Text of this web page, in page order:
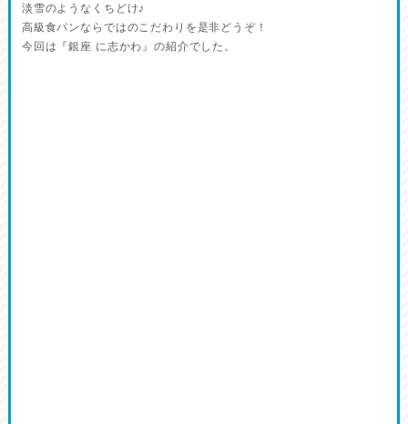
淡雪のようなくちどけ♪
高級食パンならではのこだわりを是非どうぞ！
今回は『銀座 に志かわ』の紹介でした。